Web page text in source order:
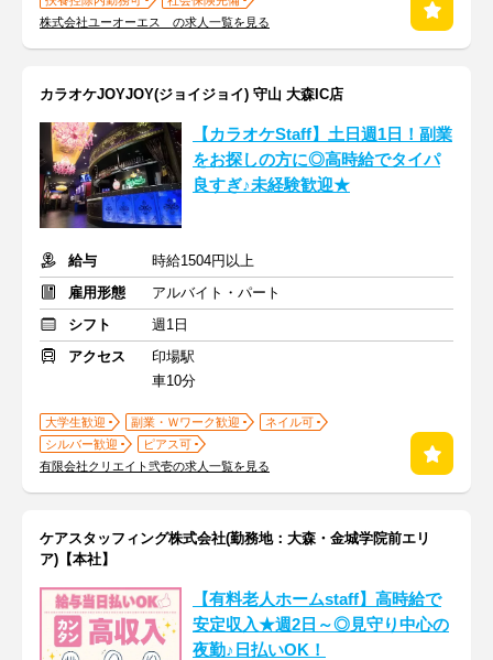
株式会社ユーオーエス の求人一覧を見る
カラオケJOYJOY(ジョイジョイ) 守山 大森IC店
【カラオケStaff】土日週1日！副業
をお探しの方に◎高時給でタイパ
良すぎ♪未経験歓迎★
給与
時給1504円以上
雇用形態
アルバイト・パート
シフト
週1日
アクセス
印場駅
車10分
大学生歓迎 副業・Ｗワーク歓迎
ネイル可
シルバー歓迎
ピアス可
有限会社クリエイト弐壱の求人一覧を見る
ケアスタッフィング株式会社(勤務地：大森・金城学院前エリ
ア)【本社】
【有料老人ホームstaff】高時給で
安定収入★週2日～◎見守り中心の
夜勤♪日払いOK！